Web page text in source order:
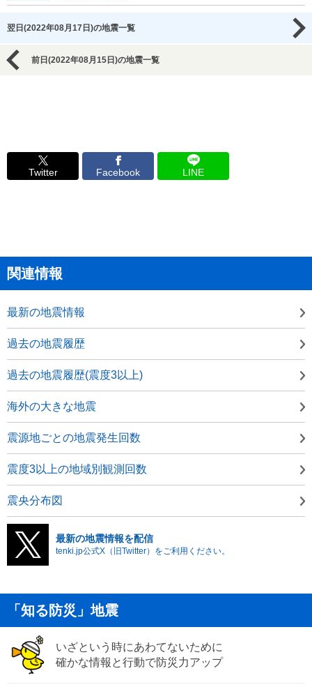
翌日(2022年08月17日)の地震一覧
前日(2022年08月15日)の地震一覧
Twitter Facebook LINE
関連情報
最新の地震情報
過去の地震履歴
過去の地震履歴(震度3以上)
海外の大きな地震
震源地ごとの地震発生回数
震度3以上の地域別観測回数
震央分布図
最新の地震情報を配信
tenki.jp公式X（旧Twitter）をご利用ください。
「知る防災」地震
いざという時にあわてないために
確かな情報と行動で防災力アップ